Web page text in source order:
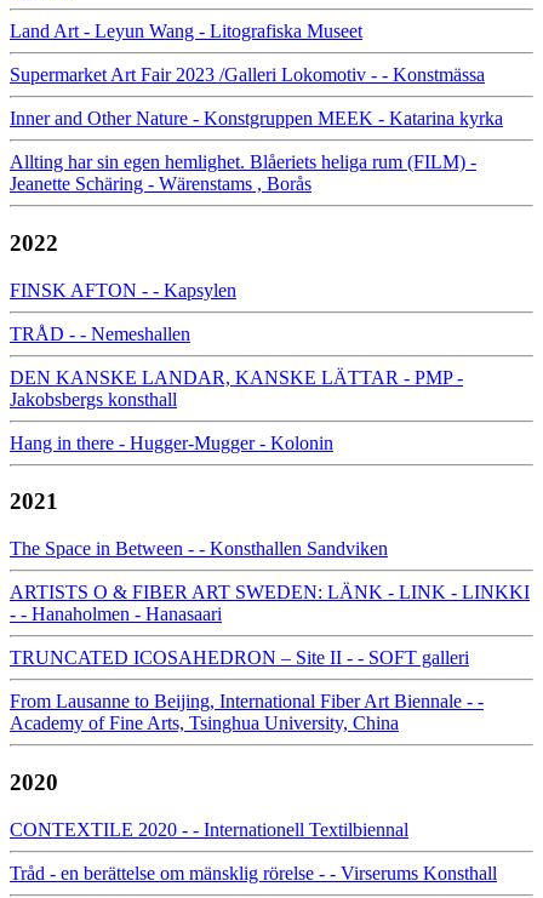
Land Art - Leyun Wang - Litografiska Museet
Supermarket Art Fair 2023 /Galleri Lokomotiv - - Konstmässa
Inner and Other Nature - Konstgruppen MEEK - Katarina kyrka
Allting har sin egen hemlighet. Blåeriets heliga rum (FILM) -
Jeanette Schäring - Wärenstams , Borås
2022
FINSK AFTON - - Kapsylen
TRÅD - - Nemeshallen
DEN KANSKE LANDAR, KANSKE LÄTTAR - PMP -
Jakobsbergs konsthall
Hang in there - Hugger-Mugger - Kolonin
2021
The Space in Between - - Konsthallen Sandviken
ARTISTS O & FIBER ART SWEDEN: LÄNK - LINK - LINKKI
- - Hanaholmen - Hanasaari
TRUNCATED ICOSAHEDRON – Site II - - SOFT galleri
From Lausanne to Beijing, International Fiber Art Biennale - -
Academy of Fine Arts, Tsinghua University, China
2020
CONTEXTILE 2020 - - Internationell Textilbiennal
Tråd - en berättelse om mänsklig rörelse - - Virserums Konsthall